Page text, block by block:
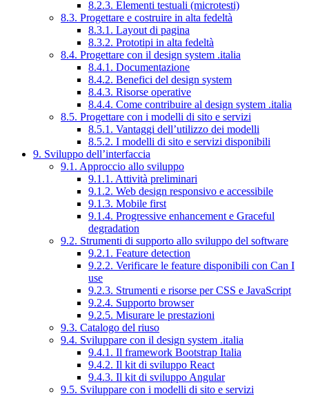
8.2.3. Elementi testuali (microtesti)
8.3. Progettare e costruire in alta fedeltà
8.3.1. Layout di pagina
8.3.2. Prototipi in alta fedeltà
8.4. Progettare con il design system .italia
8.4.1. Documentazione
8.4.2. Benefici del design system
8.4.3. Risorse operative
8.4.4. Come contribuire al design system .italia
8.5. Progettare con i modelli di sito e servizi
8.5.1. Vantaggi dell’utilizzo dei modelli
8.5.2. I modelli di sito e servizi disponibili
9. Sviluppo dell’interfaccia
9.1. Approccio allo sviluppo
9.1.1. Attività preliminari
9.1.2. Web design responsivo e accessibile
9.1.3. Mobile first
9.1.4. Progressive enhancement e Graceful
degradation
9.2. Strumenti di supporto allo sviluppo del software
9.2.1. Feature detection
9.2.2. Verificare le feature disponibili con Can I
use
9.2.3. Strumenti e risorse per CSS e JavaScript
9.2.4. Supporto browser
9.2.5. Misurare le prestazioni
9.3. Catalogo del riuso
9.4. Sviluppare con il design system .italia
9.4.1. Il framework Bootstrap Italia
9.4.2. Il kit di sviluppo React
9.4.3. Il kit di sviluppo Angular
9.5. Sviluppare con i modelli di sito e servizi